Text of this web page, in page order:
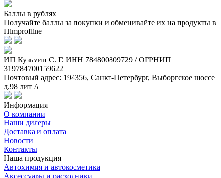
Баллы в рублях
Получайте баллы за покупки и обменивайте их на продукты в
Himprofline
ИП Кузьмин C. Г. ИНН 784800809729 / ОГРНИП
319784700159622
Почтовый адрес: 194356, Санкт-Петербург, Выборгское шоссе
д.98 лит А
Информация
О компании
Наши дилеры
Доставка и оплата
Новости
Контакты
Наша продукция
Автохимия и автокосметика
Аксессуары и расходники